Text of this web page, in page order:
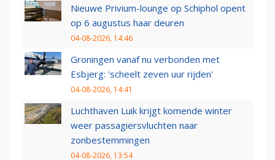
Nieuwe Privium-lounge op Schiphol opent
op 6 augustus haar deuren
04-08-2026, 14:46
Groningen vanaf nu verbonden met
Esbjerg: 'scheelt zeven uur rijden'
04-08-2026, 14:41
Luchthaven Luik krijgt komende winter
weer passagiersvluchten naar
zonbestemmingen
04-08-2026, 13:54